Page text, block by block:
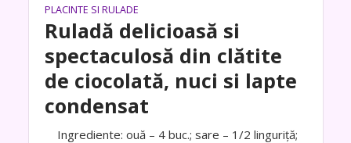
PLACINTE SI RULADE
Ruladă delicioasă si
spectaculosă din clătite
de ciocolată, nuci si lapte
condensat
Ingrediente: ouă – 4 buc.; sare – 1/2 linguriță;